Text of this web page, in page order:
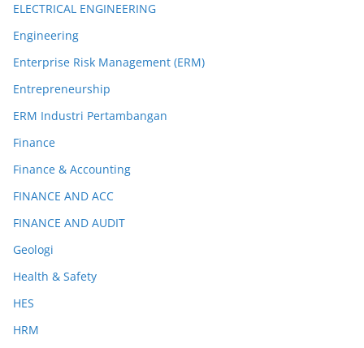
ELECTRICAL ENGINEERING
Engineering
Enterprise Risk Management (ERM)
Entrepreneurship
ERM Industri Pertambangan
Finance
Finance & Accounting
FINANCE AND ACC
FINANCE AND AUDIT
Geologi
Health & Safety
HES
HRM